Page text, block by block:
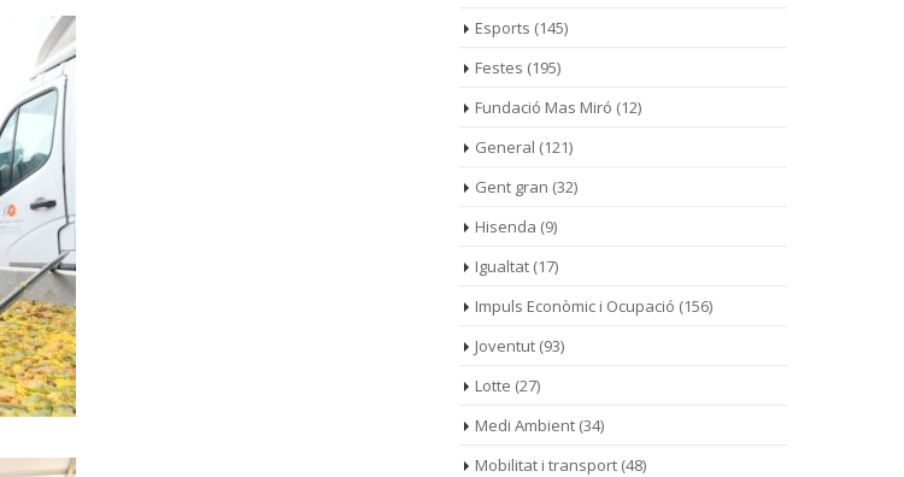
Esports (145)
Festes (195)
Fundació Mas Miró (12)
General (121)
Gent gran (32)
Hisenda (9)
Igualtat(17)
Impuls Econòmic i Ocupació (156)
Joventut(93)
Lotte (27)
Medi Ambient(34)
Mobilitat i transport(48)